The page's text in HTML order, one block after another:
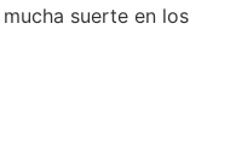
suerte en los